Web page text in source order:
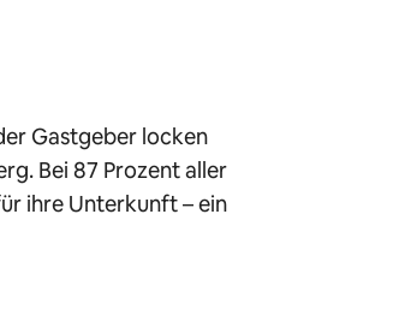
Gastgeber locken
Bei 87 Prozent aller
ihre Unterkunft – ein